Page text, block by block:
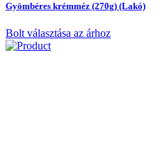
Gyömbéres krémméz (270g) (Lakó)
Bolt választása az árhoz